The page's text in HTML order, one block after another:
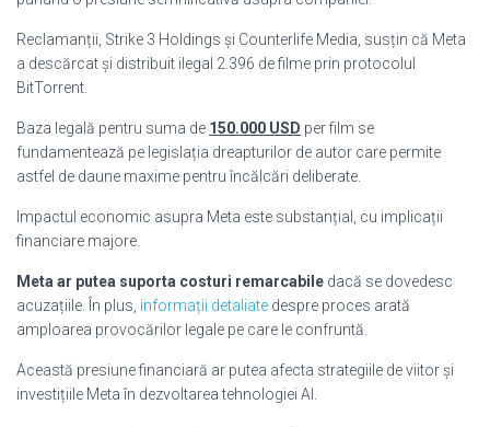
Reclamanții, Strike 3 Holdings și Counterlife Media, susțin că Meta
a descărcat și distribuit ilegal 2.396 de filme prin protocolul
BitTorrent.
Baza legală pentru suma de 150.000 USD per film se
fundamentează pe legislația dreapturilor de autor care permite
astfel de daune maxime pentru încălcări deliberate.
Impactul economic asupra Meta este substanțial, cu implicații
financiare majore.
Meta ar putea suporta costuri remarcabile dacă se dovedesc
acuzațiile. În plus, informații detaliate despre proces arată
amploarea provocărilor legale pe care le confruntă.
Această presiune financiară ar putea afecta strategiile de viitor și
investițiile Meta în dezvoltarea tehnologiei AI.